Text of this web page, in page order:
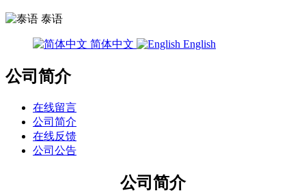
泰语
简体中文 English
公司简介
在线留言
公司简介
在线反馈
公司公告
公司简介